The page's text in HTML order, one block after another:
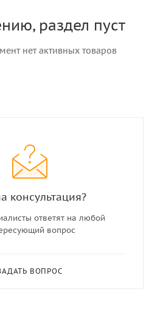
раздел пуст
нет активных товаров
консультация?
ответят на любой
вопрос
ВОПРОС